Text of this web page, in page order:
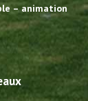
– animation